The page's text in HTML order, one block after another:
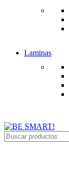
Laminas